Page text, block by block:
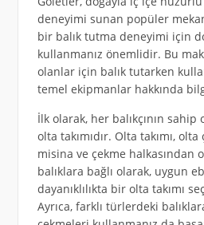
deneyimi sunan popüler
bir balık tutma deneyimi için
kullanmanız önemlidir. Bu
olanlar için balık tutarken
temel ekipmanlar hakkında
İlk olarak, her balıkçının sahip
olta takımıdır. Olta takımı,
misina ve çekme halkasından
balıklara bağlı olarak, uygun
dayanıklılıkta bir olta takımı
Ayrıca, farklı türlerdeki